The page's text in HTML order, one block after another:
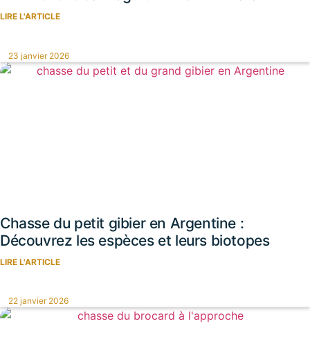
LIRE L'ARTICLE
23 janvier 2026
Chasse du petit gibier en Argentine :
Découvrez les espèces et leurs biotopes
LIRE L'ARTICLE
22 janvier 2026